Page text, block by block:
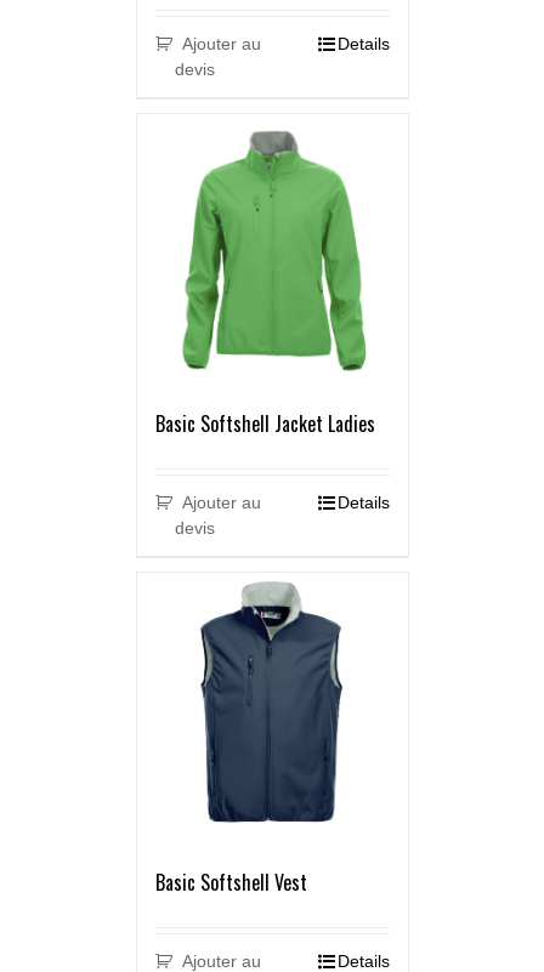
Ajouter au
devis
Details
Basic Softshell Jacket Ladies
Ajouter au
devis
Details
Basic Softshell Vest
Ajouter au
Details